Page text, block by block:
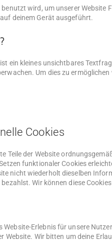
wird, um unserer
deinem Gerät ausgeführt.
ein kleines unsichtbares
Um dies zu
Cookies
Teile der Website
funktionaler Cookies
nicht wiederholt dieselben
Wir können diese
Website-Erlebnis für unsere
Website. Wir bitten um deine